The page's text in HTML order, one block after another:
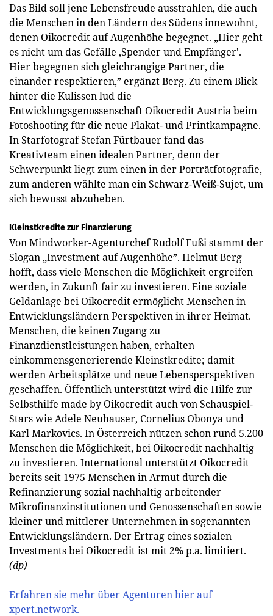
Das Bild soll jene Lebensfreude ausstrahlen, die auch
die Menschen in den Ländern des Südens innewohnt,
denen Oikocredit auf Augenhöhe begegnet. „Hier geht
es nicht um das Gefälle ‚Spender und Empfänger'.
Hier begegnen sich gleichrangige Partner, die
einander respektieren,” ergänzt Berg. Zu einem Blick
hinter die Kulissen lud die
Entwicklungsgenossenschaft Oikocredit Austria beim
Foto­shooting für die neue Plakat- und Printkampagne.
In Starfotograf ­Stefan Fürtbauer fand das
Kreativteam einen idealen Partner, denn der
Schwerpunkt liegt zum einen in der Porträtfotografie,
zum anderen wählte man ein Schwarz-Weiß-Sujet, um
sich bewusst abzuheben.
Kleinstkredite zur Finanzierung
Von Mindworker-Agenturchef ­Rudolf Fußi stammt der
Slogan „Investment auf Augenhöhe”. Helmut Berg
hofft, dass viele Menschen die Möglichkeit ergreifen
werden, in Zukunft fair zu investieren. Eine soziale
Geldanlage bei Oikocredit ermöglicht Menschen in
Entwicklungsländern Perspektiven in ihrer Heimat.
Menschen, die keinen Zugang zu
Finanzdienstleistungen haben, erhalten
einkommensgenerierende Kleinstkredite; damit
werden Arbeitsplätze und neue Lebensperspektiven
geschaffen. Öffentlich unterstützt wird die Hilfe zur
Selbsthilfe made by Oikocredit auch von Schauspiel-
Stars wie Adele Neuhauser, Cornelius Obonya und
Karl Markovics. In Österreich nützen schon rund 5.200
Menschen die Möglichkeit, bei Oikocredit nachhaltig
zu investieren. International unterstützt Oikocredit
bereits seit 1975 Menschen in Armut durch die
Refinanzierung sozial nachhaltig arbeitender
Mikrofinanz­institutionen und Genossenschaften sowie
kleiner und mittlerer Unternehmen in sogenannten
Entwicklungsländern. Der Ertrag eines sozialen
Investments bei Oikocredit ist mit 2% p.a. limitiert.
(dp)
Erfahren sie mehr über Agenturen hier auf
xpert.network.